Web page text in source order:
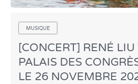
MUSIQUE
[CONCERT] RENÉ LIU
PALAIS DES
LE 26 NOVEMBRE